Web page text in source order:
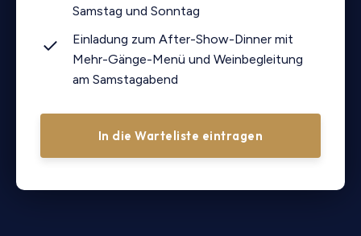
Samstag und Sonntag
Einladung zum After-Show-Dinner mit
Mehr-Gänge-Menü und Weinbegleitung
am Samstagabend
In die Warteliste eintragen